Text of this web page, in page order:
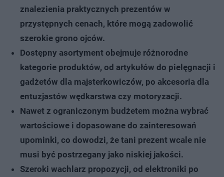
znalezienia praktycznych prezentów w
przystępnych cenach, które mogą zadowolić
szerokie grono ojców.
Dostępny asortyment obejmuje różnorodne
kategorie produktów, od artykułów do pielęgnacji i
gadżetów dla majsterkowiczów, po akcesoria dla
entuzjastów wędkarstwa czy motoryzacji.
Nawet z ograniczonym budżetem można wybrać
wartościowe i dopasowane do zainteresowań
upominki, co dowodzi, że tani prezent wcale nie
musi być postrzegany jako niskiej jakości.
Szeroki wachlarz propozycji, od elektroniki po